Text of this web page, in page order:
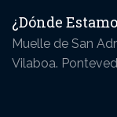
¿Dónde
Muelle de San
Vilaboa.